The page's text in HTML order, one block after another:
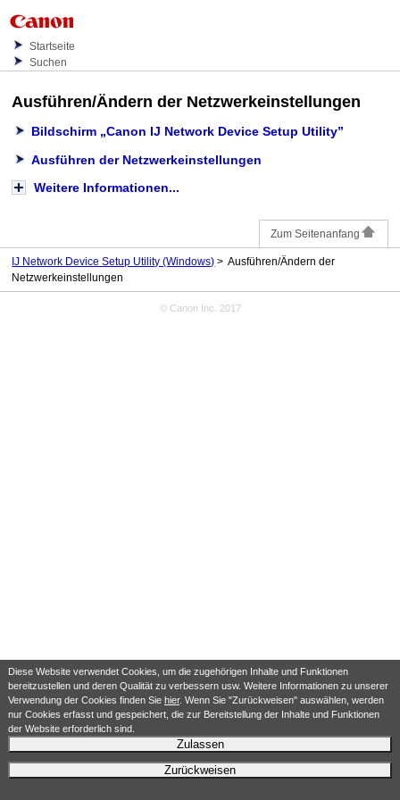
Diese Website verwendet Cookies, um die zugehörigen Inhalte und Funktionen
bereitzustellen und deren Qualität zu verbessern usw. Weitere Informationen zu unserer
Verwendung der Cookies finden Sie hier. Wenn Sie "Zurückweisen" auswählen, werden
nur Cookies erfasst und gespeichert, die zur Bereitstellung der Inhalte und Funktionen
der Website erforderlich sind.
Zulassen
Zurückweisen
Startseite
Suchen
Ausführen/Ändern der Netzwerkeinstellungen
Bildschirm „Canon IJ Network Device Setup Utility”
Ausführen der Netzwerkeinstellungen
Weitere Informationen...
Zum Seitenanfang
IJ Network Device Setup Utility (Windows)
Ausführen/Ändern der
Netzwerkeinstellungen
© Canon Inc. 2017